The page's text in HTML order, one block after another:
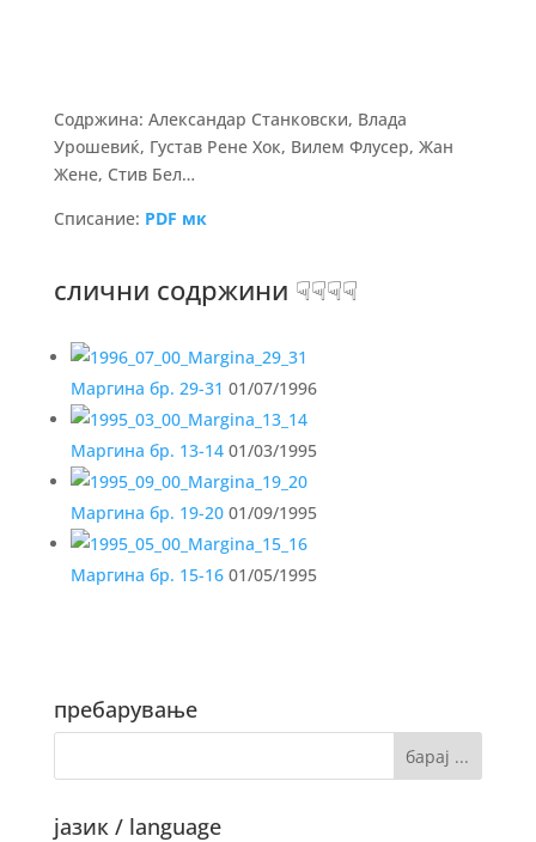
Содржина: Александар Станковски, Влада
Урошевиќ, Густав Рене Хок, Вилем Флусер, Жан
Жене, Стив Бел…
Списание: PDF мк
слични содржини ☟☟☟☟
Маргина бр. 29-31 01/07/1996
Маргина бр. 13-1401/03/1995
Маргина бр. 19-2001/09/1995
Маргина бр. 15-1601/05/1995
пребарување
јазик / language